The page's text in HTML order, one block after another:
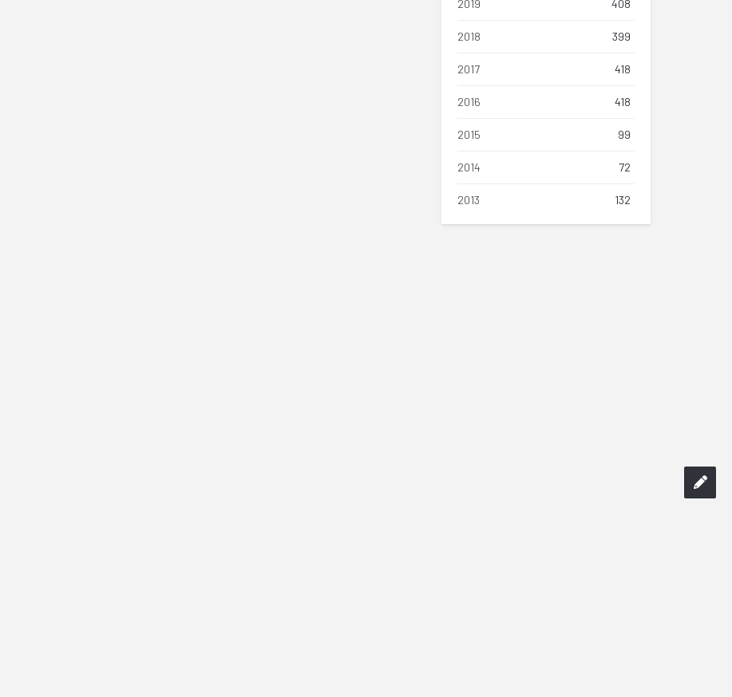
2019 408
2018 399
2017 418
2016 418
2015 99
2014 72
2013 132